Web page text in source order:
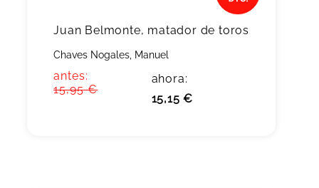
Juan Belmonte, matador de toros
Chaves Nogales, Manuel
antes:
15,95 €
ahora:
15,15 €